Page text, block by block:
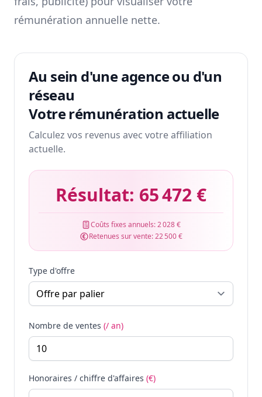
rémunération annuelle nette.
Au sein d'une agence ou d'un
réseau
Votre rémunération actuelle
Calculez vos revenus avec votre affiliation
actuelle.
Résultat: 65 472 €
Coûts fixes annuels:2 028 €
Retenues sur vente:22 500 €
Type d'offre
Nombre de ventes (/ an)
Honoraires / chiffre d'affaires (€)